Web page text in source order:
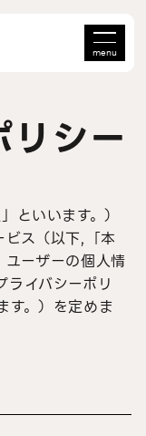
menu
シー
といいます。）
ビス（以下,「本
ーザーの個人情
イバシーポリ
す。）を定めま